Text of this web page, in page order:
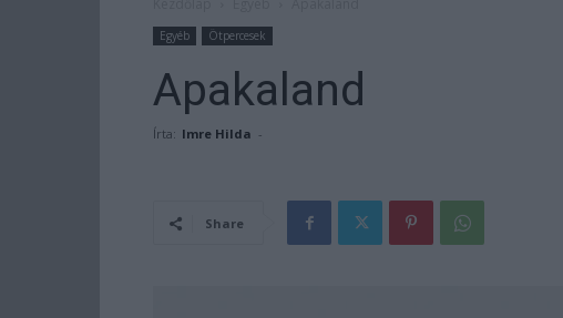
Egyéb Ötpercesek
Apakaland
Írta: Imre Hilda -
Share